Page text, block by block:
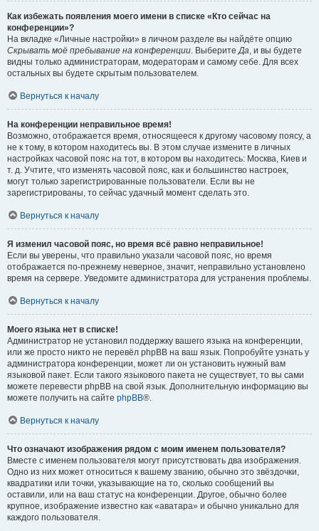
Как избежать появления моего имени в списке «Кто сейчас на
конференции»?
На вкладке «Личные настройки» в личном разделе вы найдёте опцию
Скрывать моё пребывание на конференции. ВыберитеДа, и вы будете
видны только администраторам, модераторам и самому себе. Для всех
остальных вы будете скрытым пользователем.
Вернуться к началу
На конференции неправильное время!
Возможно, отображается время, относящееся к другому часовому поясу, а
не к тому, в котором находитесь вы. В этом случае измените в личных
настройках часовой пояс на тот, в котором вы находитесь: Москва, Киев и
т. д. Учтите, что изменять часовой пояс, как и большинство настроек,
могут только зарегистрированные пользователи. Если вы не
зарегистрированы, то сейчас удачный момент сделать это.
Вернуться к началу
Я изменил часовой пояс, но время всё равно неправильное!
Если вы уверены, что правильно указали часовой пояс, но время
отображается по-прежнему неверное, значит, неправильно установлено
время на сервере. Уведомите администратора для устранения проблемы.
Вернуться к началу
Моего языка нет в списке!
Администратор не установил поддержку вашего языка на конференции,
или же просто никто не перевёл phpBB на ваш язык. Попробуйте узнать у
администратора конференции, может ли он установить нужный вам
языковой пакет. Если такого языкового пакета не существует, то вы сами
можете перевести phpBB на свой язык. Дополнительную информацию вы
можете получить на сайте phpBB®.
Вернуться к началу
Что означают изображения рядом с моим именем пользователя?
Вместе с именем пользователя могут присутствовать два изображения.
Одно из них может относиться к вашему званию, обычно это звёздочки,
квадратики или точки, указывающие на то, сколько сообщений вы
оставили, или на ваш статус на конференции. Другое, обычно более
крупное, изображение известно как «аватара» и обычно уникально для
каждого пользователя.